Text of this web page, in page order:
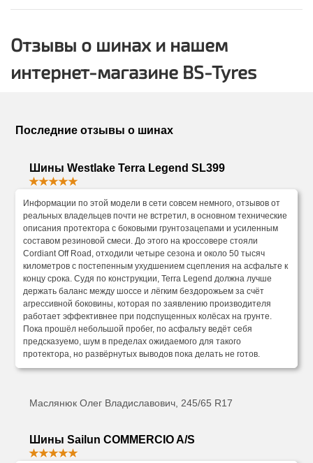
Отзывы о шинах и нашем
интернет-магазине BS-Tyres
Последние отзывы о шинах
Шины Westlake Terra Legend SL399
Информации по этой модели в сети совсем немного, отзывов от
реальных владельцев почти не встретил, в основном технические
описания протектора с боковыми грунтозацепами и усиленным
составом резиновой смеси. До этого на кроссовере стояли
Cordiant Off Road, отходили четыре сезона и около 50 тысяч
километров с постепенным ухудшением сцепления на асфальте к
концу срока. Судя по конструкции, Terra Legend должна лучше
держать баланс между шоссе и лёгким бездорожьем за счёт
агрессивной боковины, которая по заявлению производителя
работает эффективнее при подспущенных колёсах на грунте.
Пока прошёл небольшой пробег, по асфальту ведёт себя
предсказуемо, шум в пределах ожидаемого для такого
протектора, но развёрнутых выводов пока делать не готов.
Маслянюк Олег Владиславович, 245/65 R17
Шины Sailun COMMERCIO A/S